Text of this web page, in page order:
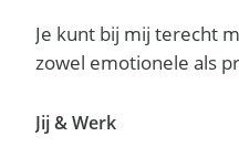
Je kunt bij mij terecht
zowel emotionele als
Jij & Werk